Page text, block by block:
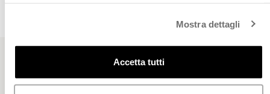
Mostra dettagli
Accetta tutti